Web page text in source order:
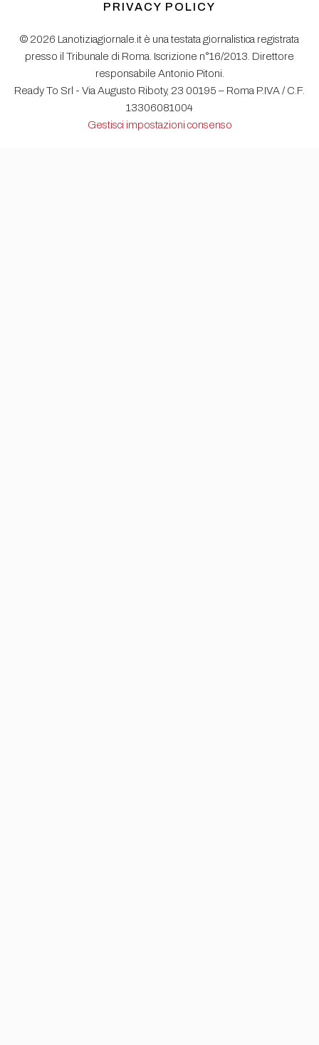
PRIVACY POLICY
© 2026 Lanotiziagiornale.it è una testata giornalistica registrata
presso il Tribunale di Roma. Iscrizione n°16/2013. Direttore
responsabile Antonio Pitoni.
Ready To Srl - Via Augusto Riboty, 23 00195 – Roma P.IVA / C.F.
13306081004
Gestisci impostazioni consenso